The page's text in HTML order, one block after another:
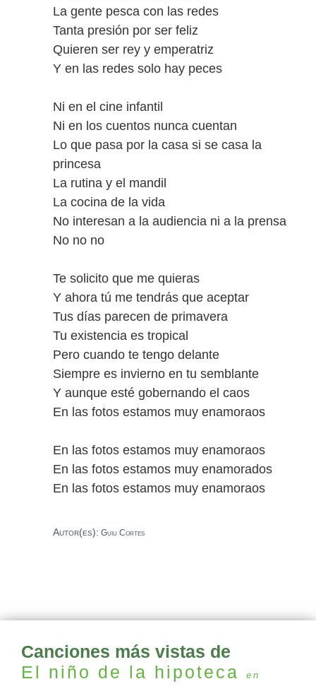
La gente pesca con las redes
Tanta presión por ser feliz
Quieren ser rey y emperatriz
Y en las redes solo hay peces
Ni en el cine infantil
Ni en los cuentos nunca cuentan
Lo que pasa por la casa si se casa la
princesa
La rutina y el mandil
La cocina de la vida
No interesan a la audiencia ni a la prensa
No no no
Te solicito que me quieras
Y ahora tú me tendrás que aceptar
Tus días parecen de primavera
Tu existencia es tropical
Pero cuando te tengo delante
Siempre es invierno en tu semblante
Y aunque esté gobernando el caos
En las fotos estamos muy enamoraos
En las fotos estamos muy enamoraos
En las fotos estamos muy enamorados
En las fotos estamos muy enamoraos
Autor(es): Guiu Cortes
Canciones más vistas de
El niño de la hipoteca
en